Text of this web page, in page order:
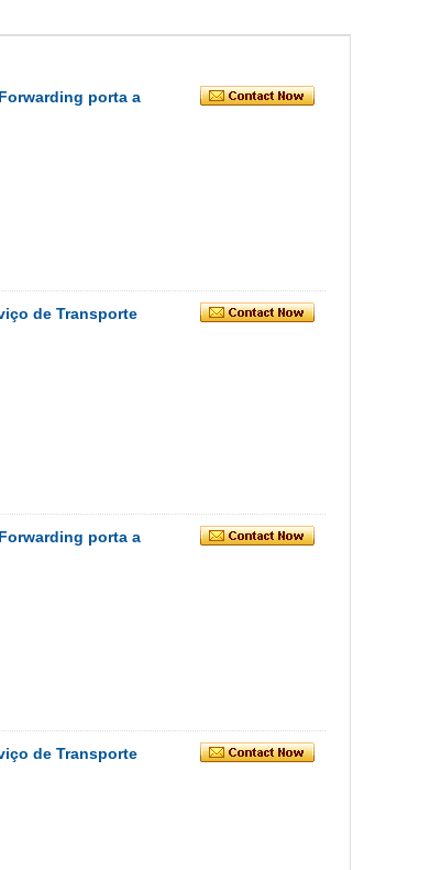
porta a
de Transporte
porta a
de Transporte